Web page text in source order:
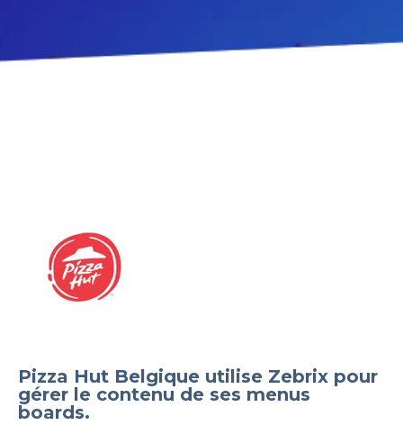
Pizza Hut Belgique utilise Zebrix pour
gérer le contenu de ses menus
boards.